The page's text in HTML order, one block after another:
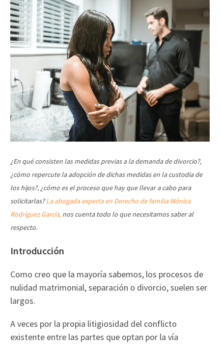
¿En qué consisten las medidas previas a la demanda de divorcio?,
¿cómo repercute la adopción de dichas medidas en la custodia de
los hijos?, ¿cómo es el proceso que hay que llevar a cabo para
solicitarlas?La abogada experta en Derecho de familia Mónica
Rodríguez García, nos cuenta todo lo que necesitamos saber al
respecto.
Introducción
Como creo que la mayoría sabemos, los procesos de
nulidad matrimonial, separación o divorcio, suelen ser
largos.
A veces por la propia litigiosidad del conflicto
existente entre las partes que optan por la vía